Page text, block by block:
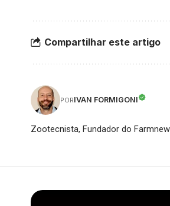
Compartilhar este artigo
PORIVAN FORMIGONI
Zootecnista, Fundador do